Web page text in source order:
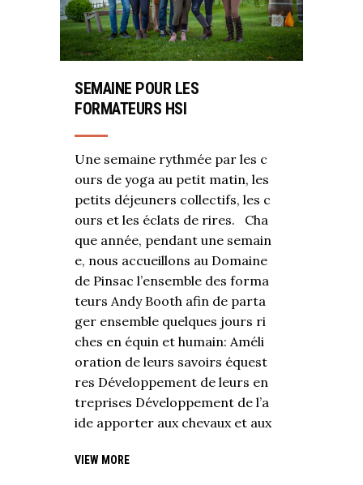
SEMAINE POUR LES
FORMATEURS HSI
Une semaine rythmée par les c
ours de yoga au petit matin, les
petits déjeuners collectifs, les c
ours et les éclats de rires. Cha
que année, pendant une semain
e, nous accueillons au Domaine
de Pinsac l’ensemble des forma
teurs Andy Booth afin de parta
ger ensemble quelques jours ri
ches en équin et humain: Améli
oration de leurs savoirs équest
res Développement de leurs en
treprises Développement de l’a
ide apporter aux chevaux et aux
VIEW MORE